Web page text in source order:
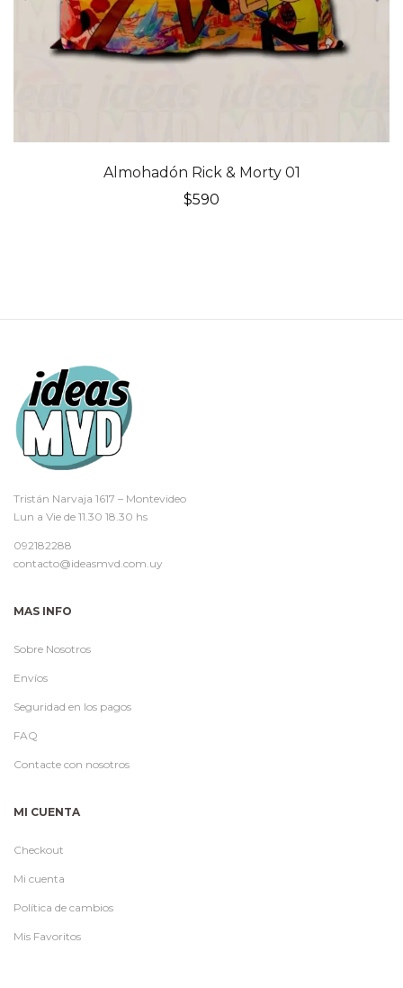
Almohadón Rick & Morty 01
$590
Tristán Narvaja 1617 – Montevideo
Lun a Vie de 11.30 18.30 hs
092182288
contacto@ideasmvd.com.uy
MAS INFO
Sobre Nosotros
Envíos
Seguridad en los pagos
FAQ
Contacte con nosotros
MI CUENTA
Checkout
Mi cuenta
Política de cambios
Mis Favoritos